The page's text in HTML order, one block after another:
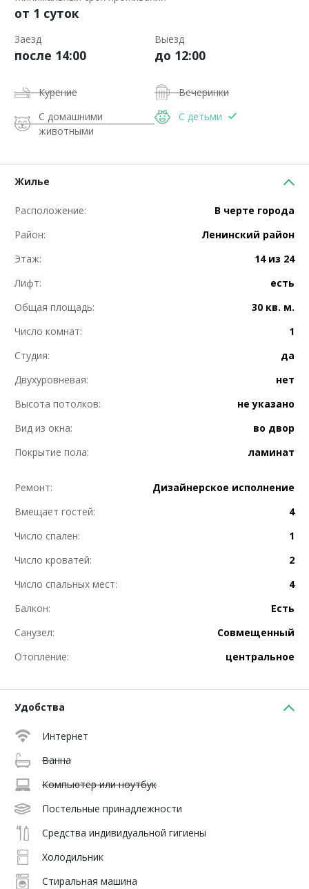
от 1 суток
Заезд
после 14:00
Выезд
до 12:00
Курение
Вечеринки
С домашними
животными
С детьми
Жилье
Расположение:
В черте города
Район:
Ленинский район
Этаж:
14 из 24
Лифт:
есть
Общая площадь:
30 кв. м.
Число комнат:
1
Студия:
да
Двухуровневая:
нет
Высота потолков:
не указано
Вид из окна:
во двор
Покрытие пола:
ламинат
Ремонт:
Дизайнерское исполнение
Вмещает гостей:
4
Число спален:
1
Число кроватей:
2
Число спальных мест:
4
Балкон:
Есть
Санузел:
Совмещенный
Отопление:
центральное
Удобства
Интернет
Ванна
Компьютер или ноутбук
Постельные принадлежности
Средства индивидуальной гигиены
Холодильник
Стиральная машина